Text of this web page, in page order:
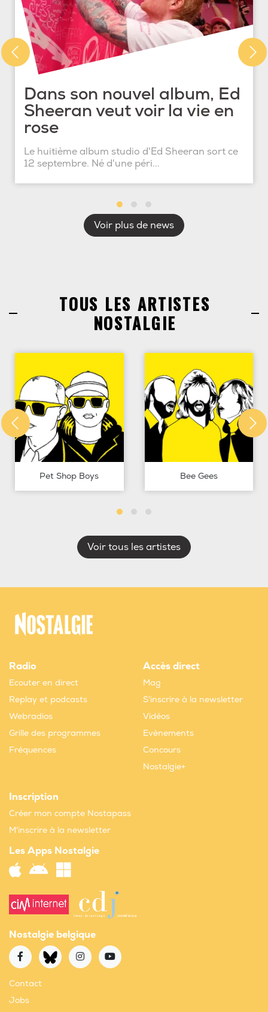
Dans son nouvel album, Ed
Sheeran veut voir la vie en
rose
Le huitième album studio d'Ed Sheeran sort ce
12 septembre. Né d'une péri...
Voir plus de news
TOUS LES ARTISTES
NOSTALGIE
Pet Shop Boys Bee Gees
Voir tous les artistes
Radio
Ecouter en direct
Replay et podcasts
Webradios
Grille des programmes
Fréquences
Accès direct
Mag
S'inscrire à la newsletter
Vidéos
Evènements
Concours
Nostalgie+
Inscription
Créer mon compte Nostapass
M'inscrire à la newsletter
Les Apps Nostalgie
Nostalgie belgique
Contact
Jobs